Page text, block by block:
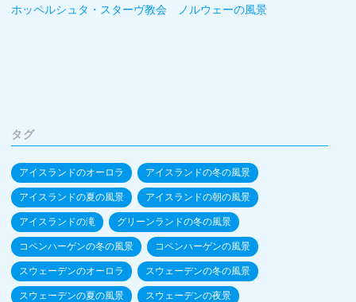
ホッペルシュタ・スターヴ教会 ノルウェーの風景
タグ
アイスランドのオーロラ アイスランドの冬の風景
アイスランドの夏の風景 アイスランドの朝の風景
アイスランドの滝 グリーンランドの冬の風景
コペンハーゲンの冬の風景 コペンハーゲンの風景
スウェーデンのオーロラ スウェーデンの冬の風景
スウェーデンの夏の風景 スウェーデンの夜景